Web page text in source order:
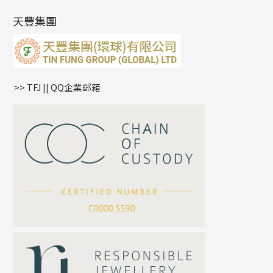
公司名稱
聯絡電話
雙十字鏈系列
水波鏈系列
蛇骨鏈系列
鏈尾系列
嘴唇鏈系列
S車花鏈系列
珍珠鏈系列
坦克鏈系列
滿天星鏈系列
方假繩鏈系列
耳環扣系列
耳綫/耳鈎系列
耳環爪頭
耳環
字母吊墜
相盒吊墜
項鏈吊墜
生肖吊墜
星座吊墜
珠扣
天豐集團
>> TFJ || QQ企業郵箱